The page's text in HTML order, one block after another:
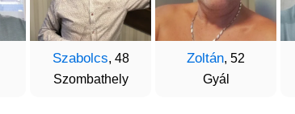
Szabolcs, 48
Szombathely
Zoltán, 52
Gyál